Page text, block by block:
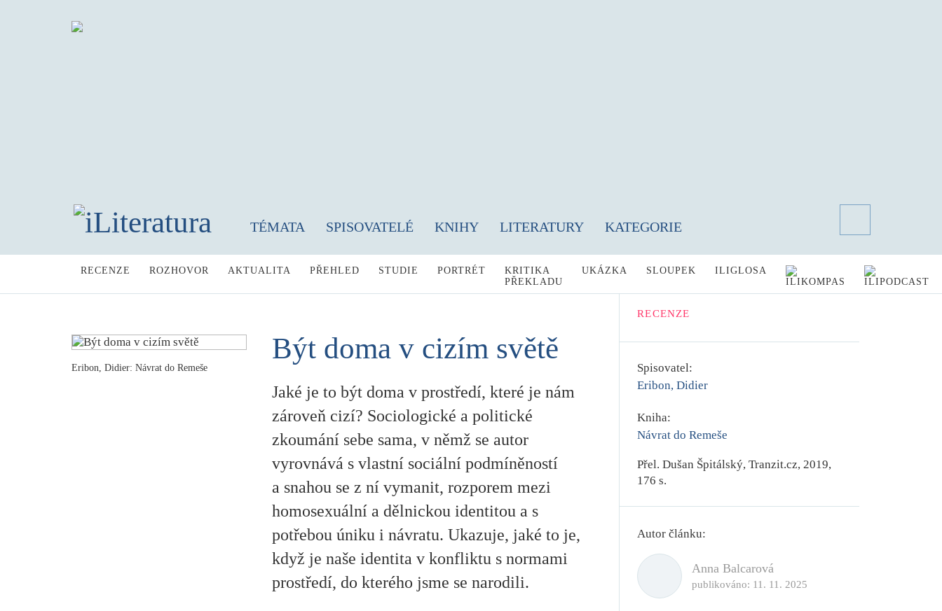
TÉMATA SPISOVATELÉ KNIHY LITERATURY KATEGORIE
RECENZE ROZHOVOR AKTUALITA PŘEHLED STUDIE PORTRÉT
KRITIKA
PŘEKLADU
UKÁZKA SLOUPEK ILIGLOSA
Eribon, Didier: Návrat do Remeše
Být doma v cizím světě
Jaké je to být doma v prostředí, které je nám
zároveň cizí? Sociologické a politické
zkoumání sebe sama, v němž se autor
vyrovnává s vlastní sociální podmíněností
a snahou se z ní vymanit, rozporem mezi
homosexuální a dělnickou identitou a s
potřebou úniku i návratu. Ukazuje, jaké to je,
když je naše identita v konfliktu s normami
prostředí, do kterého jsme se narodili.
RECENZE
Spisovatel:
Eribon, Didier
Kniha:
Návrat do Remeše
Přel. Dušan Špitálský, Tranzit.cz, 2019,
176 s.
Autor článku:
Anna Balcarová
publikováno: 11. 11. 2025